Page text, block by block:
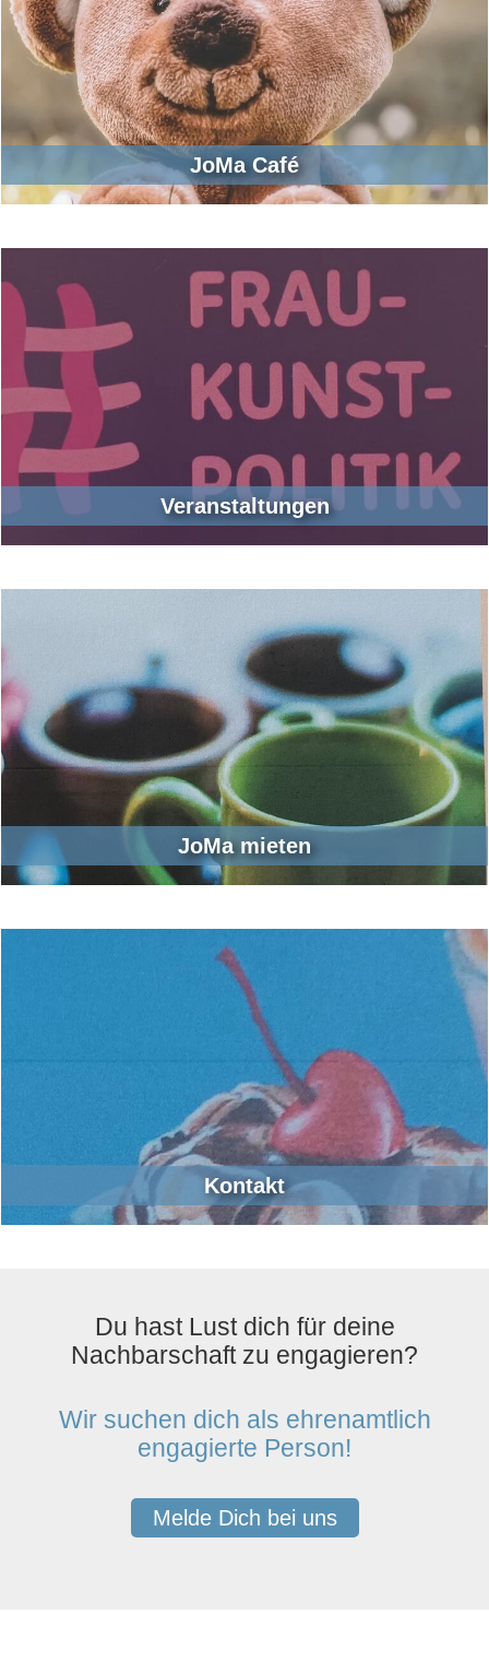
JoMa Café
Veranstaltungen
JoMa mieten
Kontakt
Du hast Lust dich für deine
Nachbarschaft zu engagieren?
Wir suchen dich als ehrenamtlich
engagierte Person!
Melde Dich bei uns